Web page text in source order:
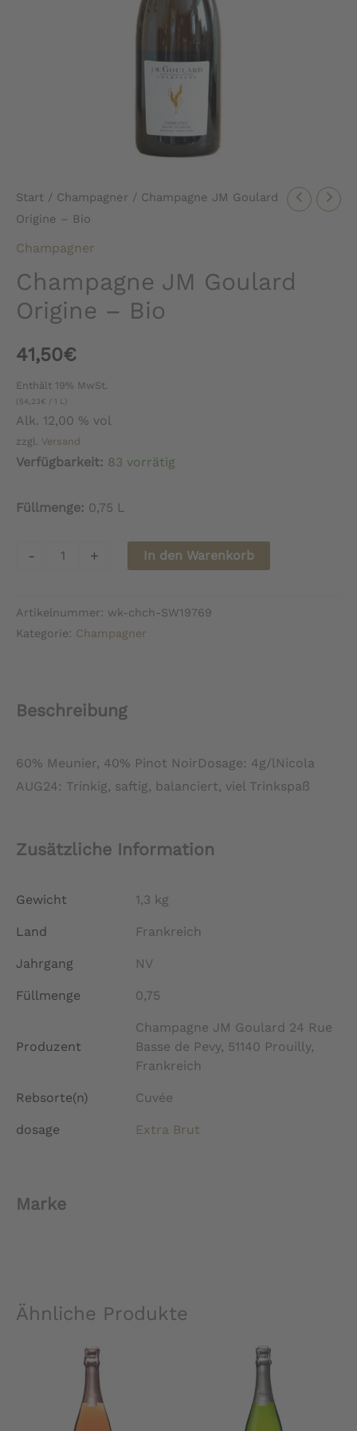
Start / Champagner / Champagne JM Goulard
Origine – Bio
Champagner
Champagne JM Goulard
Origine – Bio
41,50€
Enthält 19% MwSt.
(54,23€ / 1 L)
Alk. 12,00 % vol
zzgl. Versand
Verfügbarkeit: 83 vorrätig
Füllmenge: 0,75 L
-
Champagne
Origine
+ In den Warenkorb
Artikelnummer: wk-chch-SW19769
Kategorie: Champagner
Beschreibung
60% Meunier, 40% Pinot NoirDosage: 4g/lNicola
AUG24: Trinkig, saftig, balanciert, viel Trinkspaß
Zusätzliche Information
Gewicht 1,3 kg
Land Frankreich
Jahrgang NV
Füllmenge 0,75
Produzent
Champagne JM Goulard 24 Rue
Basse de Pevy, 51140 Prouilly,
Frankreich
Rebsorte(n) Cuvée
dosage Extra Brut
Marke
Ähnliche Produkte